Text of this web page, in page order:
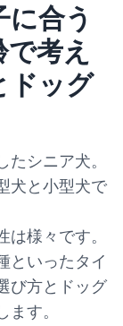
に合う
考え
ドッグ
たシニア犬。
犬と小型犬で
様々です。
といったタイ
び方とドッグ
す。